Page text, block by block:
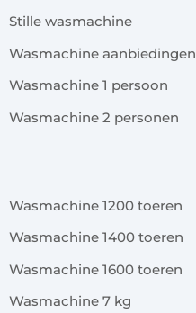
Stille wasmachine
Wasmachine aanbiedingen
Wasmachine 1 persoon
Wasmachine 2 personen
Wasmachine 1200 toeren
Wasmachine 1400 toeren
Wasmachine 1600 toeren
Wasmachine 7 kg